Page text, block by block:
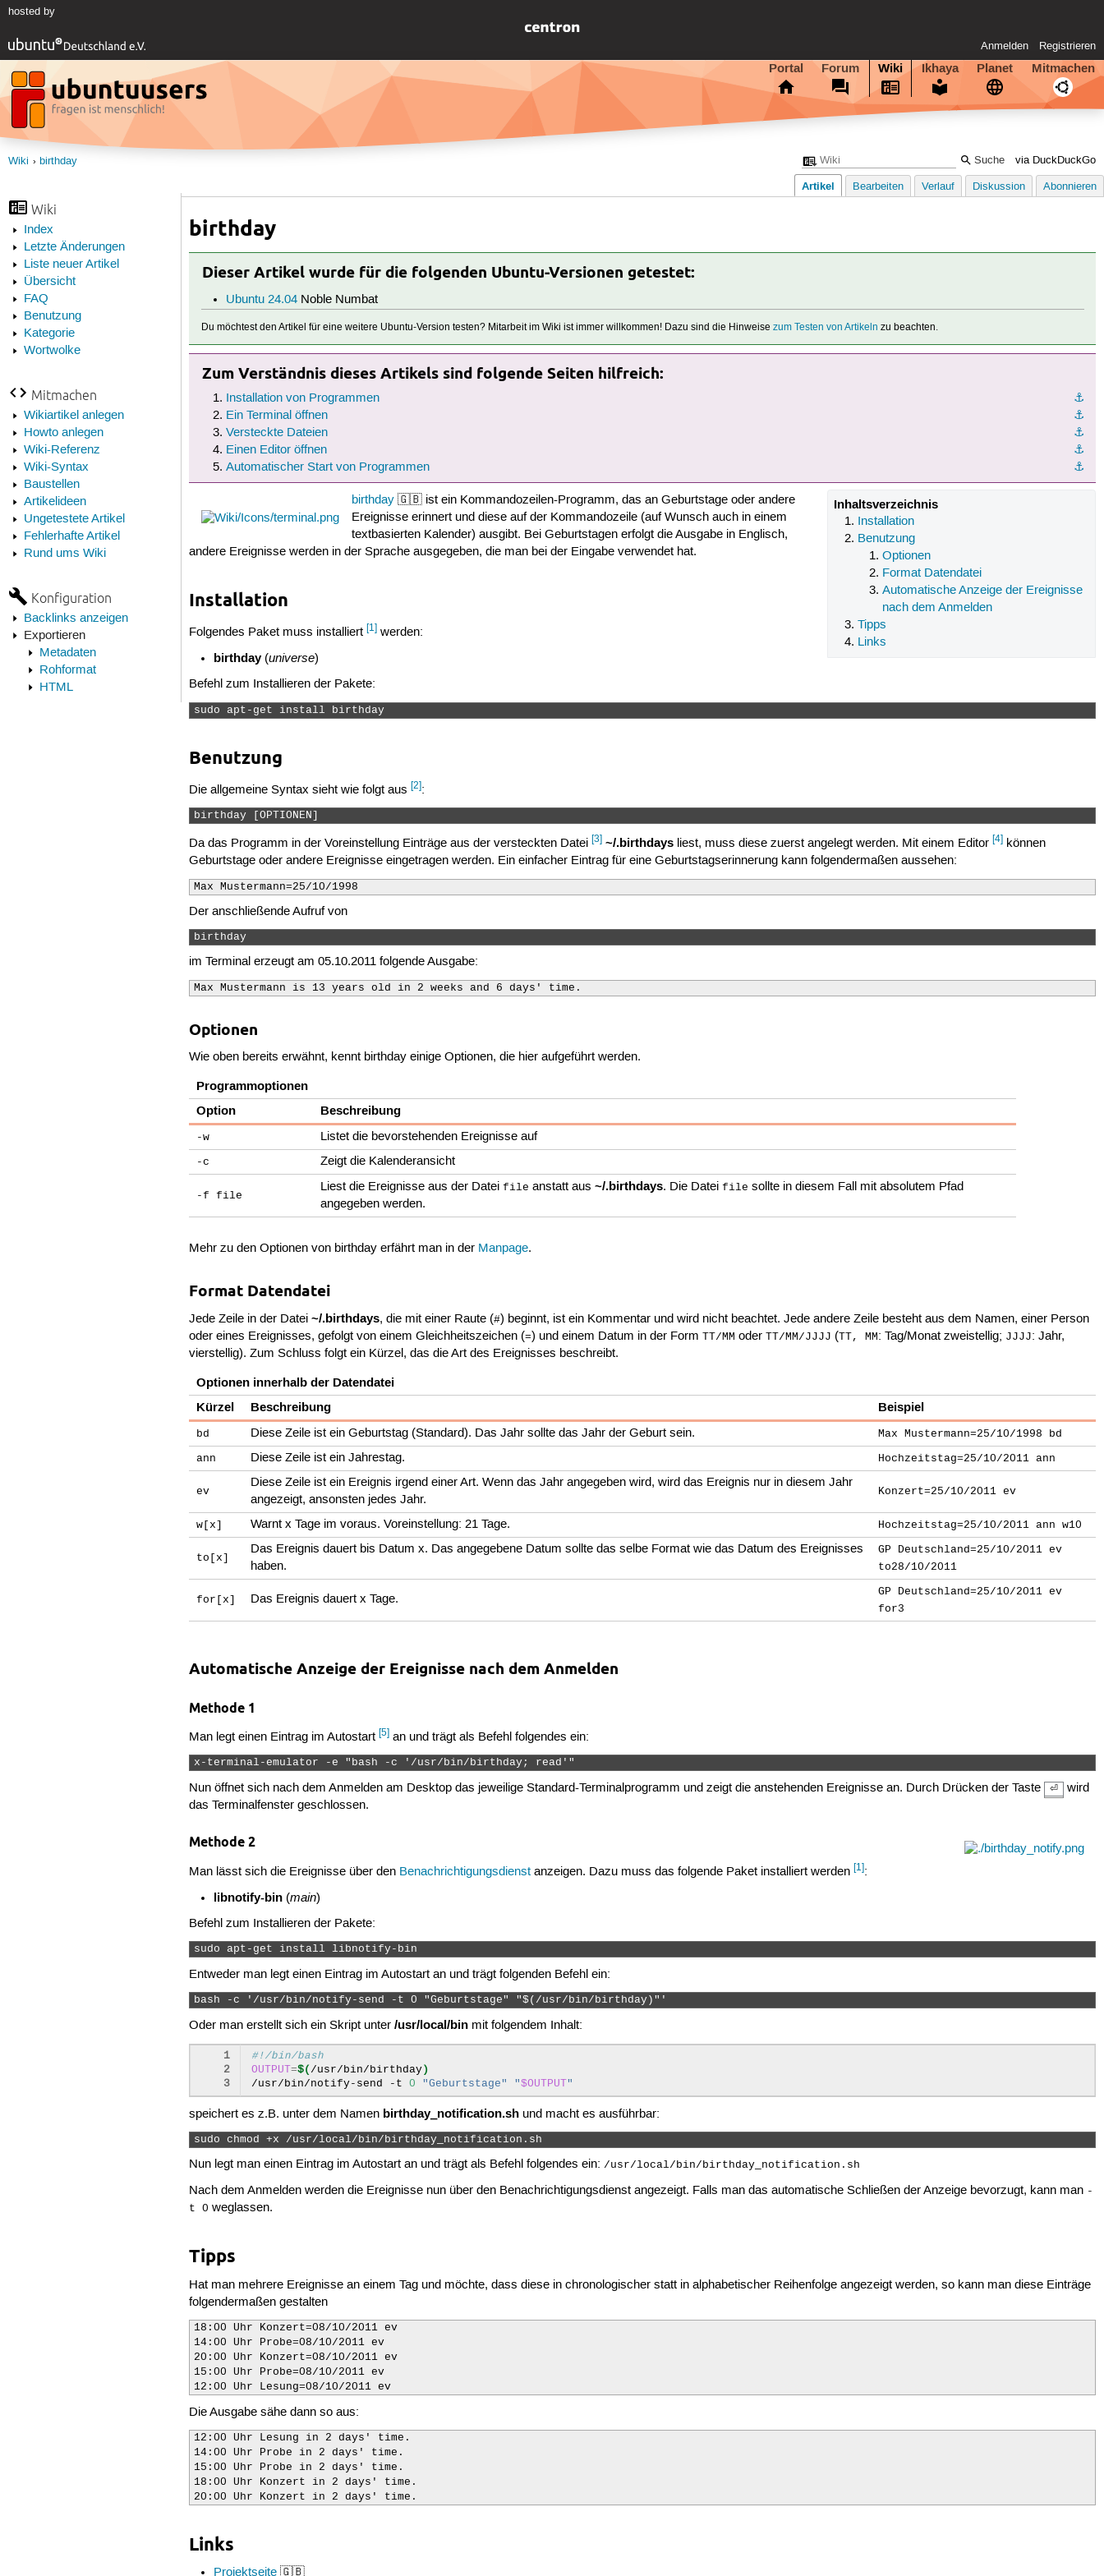
hosted by
Anmelden Registrieren
Portal Forum Wiki Ikhaya Planet Mitmachen
via DuckDuckGo
Wiki birthday
Wiki
Index
Letzte Änderungen
Liste neuer Artikel
Übersicht
FAQ
Benutzung
Kategorie
Wortwolke
Mitmachen
Wikiartikel anlegen
Howto anlegen
Wiki-Referenz
Wiki-Syntax
Baustellen
Artikelideen
Ungetestete Artikel
Fehlerhafte Artikel
Rund ums Wiki
Konfiguration
Backlinks anzeigen
Exportieren
Metadaten
Rohformat
HTML
Artikel Bearbeiten Verlauf Diskussion Abonnieren
birthday
Dieser Artikel wurde für die folgenden Ubuntu-Versionen getestet:
Ubuntu 24.04Noble Numbat
Du möchtest den Artikel für eine weitere Ubuntu-Version testen? Mitarbeit im Wiki ist immer willkommen! Dazu sind die Hinweisezum Testen von Artikeln zu beachten.
Zum Verständnis dieses Artikels sind folgende Seiten hilfreich:
⚓︎
Installation von Programmen
⚓︎
Ein Terminal öffnen
⚓︎
Versteckte Dateien
⚓︎
Einen Editor öffnen
⚓︎
Automatischer Start von Programmen
Inhaltsverzeichnis
Installation
Benutzung
Optionen
Format Datendatei
Automatische Anzeige der Ereignisse
nach dem Anmelden
Tipps
Links
birthday🇬🇧 ist ein Kommandozeilen-Programm, das an Geburtstage oder andere
Ereignisse erinnert und diese auf der Kommandozeile (auf Wunsch auch in einem
textbasierten Kalender) ausgibt. Bei Geburtstagen erfolgt die Ausgabe in Englisch,
andere Ereignisse werden in der Sprache ausgegeben, die man bei der Eingabe verwendet hat.
Installation
Folgendes Paket muss installiert[1] werden:
birthday(universe)
Befehl zum Installieren der Pakete:
sudo apt-get install birthday
Benutzung
Die allgemeine Syntax sieht wie folgt aus[2]:
birthday [OPTIONEN]
Da das Programm in der Voreinstellung Einträge aus der versteckten Datei[3] ~/.birthdays liest, muss diese zuerst angelegt werden. Mit einem Editor[4] können
Geburtstage oder andere Ereignisse eingetragen werden. Ein einfacher Eintrag für eine Geburtstagserinnerung kann folgendermaßen aussehen:
Max Mustermann=25/10/1998
Der anschließende Aufruf von
birthday
im Terminal erzeugt am 05.10.2011 folgende Ausgabe:
Max Mustermann is 13 years old in 2 weeks and 6 days' time.
Optionen
Wie oben bereits erwähnt, kennt birthday einige Optionen, die hier aufgeführt werden.
Programmoptionen
Option
Beschreibung
-w Listet die bevorstehenden Ereignisse auf
-c Zeigt die Kalenderansicht
-f file
Liest die Ereignisse aus der Dateifile anstatt aus~/.birthdays. Die Dateifile sollte in diesem Fall mit absolutem Pfad
angegeben werden.
Mehr zu den Optionen von birthday erfährt man in der Manpage.
Format Datendatei
Jede Zeile in der Datei~/.birthdays, die mit einer Raute (#) beginnt, ist ein Kommentar und wird nicht beachtet. Jede andere Zeile besteht aus dem Namen, einer Person
oder eines Ereignisses, gefolgt von einem Gleichheitszeichen (=) und einem Datum in der FormTT/MM oderTT/MM/JJJJ (TT, MM: Tag/Monat zweistellig; JJJJ: Jahr,
vierstellig). Zum Schluss folgt ein Kürzel, das die Art des Ereignisses beschreibt.
Optionen innerhalb der Datendatei
Kürzel
Beschreibung Beispiel
bd Diese Zeile ist ein Geburtstag (Standard). Das Jahr sollte das Jahr der Geburt sein. Max Mustermann=25/10/1998 bd
ann Diese Zeile ist ein Jahrestag. Hochzeitstag=25/10/2011 ann
ev
Diese Zeile ist ein Ereignis irgend einer Art. Wenn das Jahr angegeben wird, wird das Ereignis nur in diesem Jahr
angezeigt, ansonsten jedes Jahr.
Konzert=25/10/2011 ev
w[x] Warnt x Tage im voraus. Voreinstellung: 21 Tage. Hochzeitstag=25/10/2011 ann w10
to[x]
Das Ereignis dauert bis Datum x. Das angegebene Datum sollte das selbe Format wie das Datum des Ereignisses
haben.
GP Deutschland=25/10/2011 ev
to28/10/2011
for[x] Das Ereignis dauert x Tage.
GP Deutschland=25/10/2011 ev
for3
Automatische Anzeige der Ereignisse nach dem Anmelden
Methode 1
Man legt einen Eintrag im Autostart[5] an und trägt als Befehl folgendes ein:
x-terminal-emulator -e "bash -c '/usr/bin/birthday; read'"
Nun öffnet sich nach dem Anmelden am Desktop das jeweilige Standard-Terminalprogramm und zeigt die anstehenden Ereignisse an. Durch Drücken der Taste ⏎
wird
das Terminalfenster geschlossen.
Methode 2
Man lässt sich die Ereignisse über den Benachrichtigungsdienst anzeigen. Dazu muss das folgende Paket installiert werden[1]:
libnotify-bin(main)
Befehl zum Installieren der Pakete:
sudo apt-get install libnotify-bin
Entweder man legt einen Eintrag im Autostart an und trägt folgenden Befehl ein:
bash -c '/usr/bin/notify-send -t 0 "Geburtstage" "$(/usr/bin/birthday)"'
Oder man erstellt sich ein Skript unter/usr/local/bin mit folgendem Inhalt:
1
2
3
#!/bin/bash
OUTPUT=$( /usr/bin/birthday)
/usr/bin/notify-send
-t 0 "Geburtstage" "$OUTPUT"
speichert es z.B. unter dem Namen birthday_notification.sh und macht es ausführbar:
sudo chmod +x /usr/local/bin/birthday_notification.sh
Nun legt man einen Eintrag im Autostart an und trägt als Befehl folgendes ein: /usr/local/bin/birthday_notification.sh
Nach dem Anmelden werden die Ereignisse nun über den Benachrichtigungsdienst angezeigt. Falls man das automatische Schließen der Anzeige bevorzugt, kann man -
t 0 weglassen.
Tipps
Hat man mehrere Ereignisse an einem Tag und möchte, dass diese in chronologischer statt in alphabetischer Reihenfolge angezeigt werden, so kann man diese Einträge
folgendermaßen gestalten
18:00 Uhr Konzert=08/10/2011 ev
14:00 Uhr Probe=08/10/2011 ev
20:00 Uhr Konzert=08/10/2011 ev
15:00 Uhr Probe=08/10/2011 ev
12:00 Uhr Lesung=08/10/2011 ev
Die Ausgabe sähe dann so aus:
12:00 Uhr Lesung in 2 days' time.
14:00 Uhr Probe in 2 days' time.
15:00 Uhr Probe in 2 days' time.
18:00 Uhr Konzert in 2 days' time.
20:00 Uhr Konzert in 2 days' time.
Links
Projektseite🇬🇧